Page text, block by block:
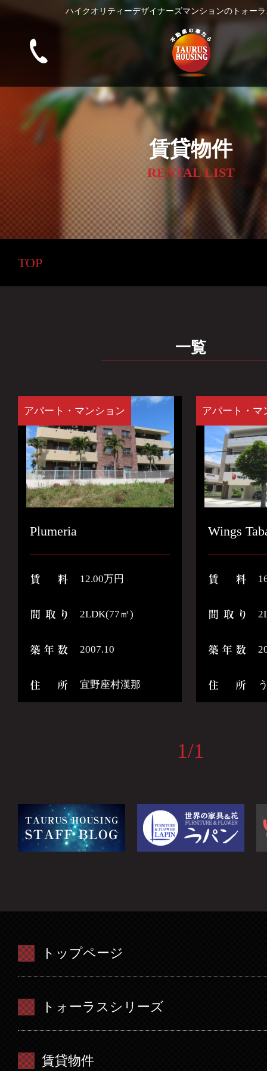
ハイクオリティーデザイナーズマンションのトォー
賃貸物件
RENTAL LIST
TOP
一覧
アパート・マンション
Plumeria
12.00万円
2LDK(77㎡)
2007.10
宜野座村漢那
アパート・マ
Wings
1/1
トップページ
トォーラスシリーズ
賃貸物件